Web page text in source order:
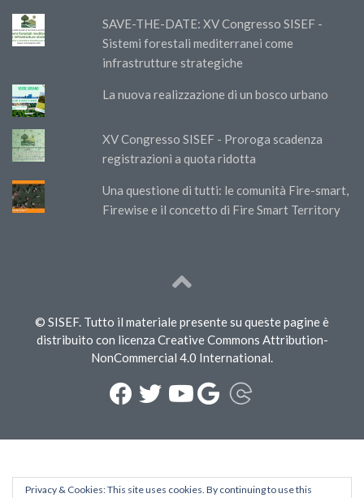
SAVE-THE-DATE: XV Congresso SISEF -
Sistemi forestali mediterranei come
infrastrutture strategiche
La nuova realizzazione di un bosco urbano
XV Congresso SISEF - Proroga scadenza
registrazioni a quota ridotta
Una questione di tutti: le comunità Fire-smart,
Firewise e il concetto di Fire Smart Territory
© SISEF. Tutto il materiale presente su queste pagine è
distribuito con licenza Creative Commons Attribution-
NonCommercial 4.0 International.
Privacy & Cookies: This site uses cookies. By continuing to use this